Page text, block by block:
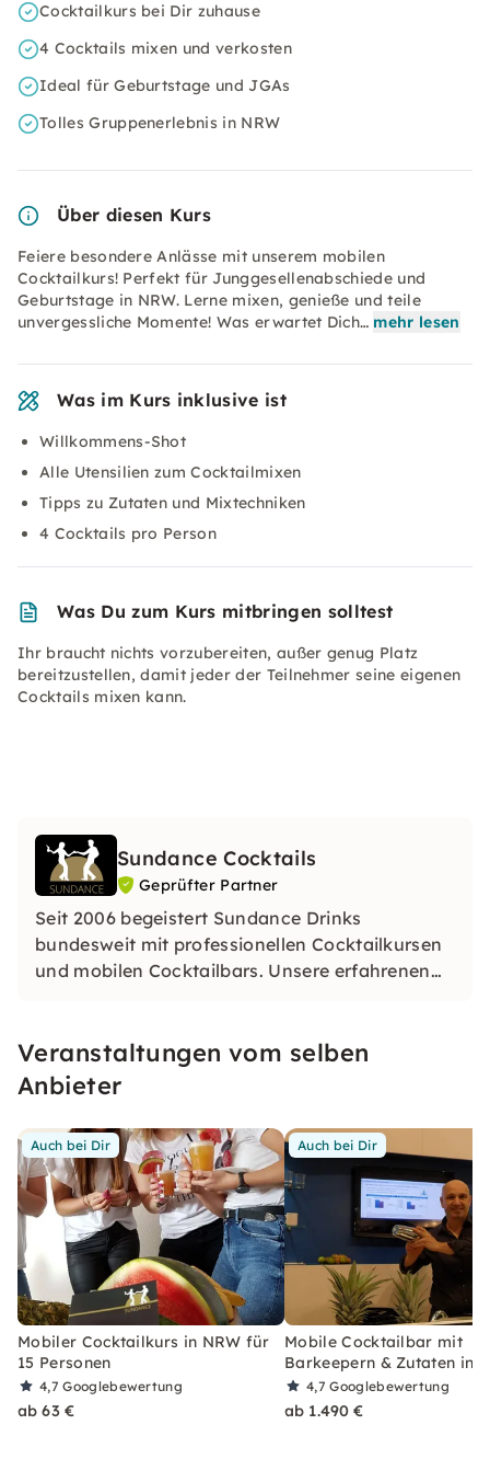
Cocktailkurs bei Dir zuhause
4 Cocktails mixen und verkosten
Ideal für Geburtstage und JGAs
Tolles Gruppenerlebnis in NRW
Über diesen Kurs
Feiere besondere Anlässe mit unserem mobilen
Cocktailkurs! Perfekt für Junggesellenabschiede und
Geburtstage in NRW. Lerne mixen, genieße und teile
unvergessliche Momente! Was erwartet Dich… mehr lesen
Was im Kurs inklusive ist
Willkommens-Shot
Alle Utensilien zum Cocktailmixen
Tipps zu Zutaten und Mixtechniken
4 Cocktails pro Person
Was Du zum Kurs mitbringen solltest
Ihr braucht nichts vorzubereiten, außer genug Platz
bereitzustellen, damit jeder der Teilnehmer seine eigenen
Cocktails mixen kann.
Sundance Cocktails
Geprüfter Partner
Seit 2006 begeistert Sundance Drinks
bundesweit mit professionellen Cocktailkursen
und mobilen Cocktailbars. Unsere erfahrenen
Wissen und echter Bar-Atmosphäre. Freu Dich
auf ein tolles Erlebnis!
Veranstaltungen vom selben
Anbieter
Auch bei Dir
Mobiler Cocktailkurs in NRW für
15 Personen
4,7Googlebewertung
ab 63 €
Auch bei Dir
Mobile Cocktailbar mit
Barkeepern & Zutaten in
4,7Googlebewertung
ab 1.490 €